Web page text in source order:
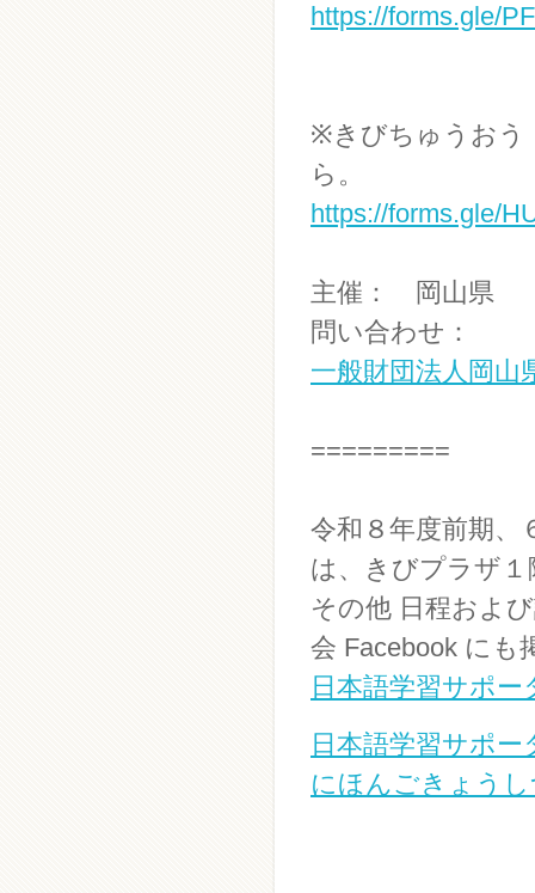
https://forms.gle/
※きびちゅうお
ら。
https://forms.gle/
主催： 岡山県
問い合わせ：
一般財団法人岡山
=========
令和８年度前期、
は、きびプラザ
その他 日程およ
会 Facebook にも
日本語学習サポー
日本語学習サポ
にほんごきょう